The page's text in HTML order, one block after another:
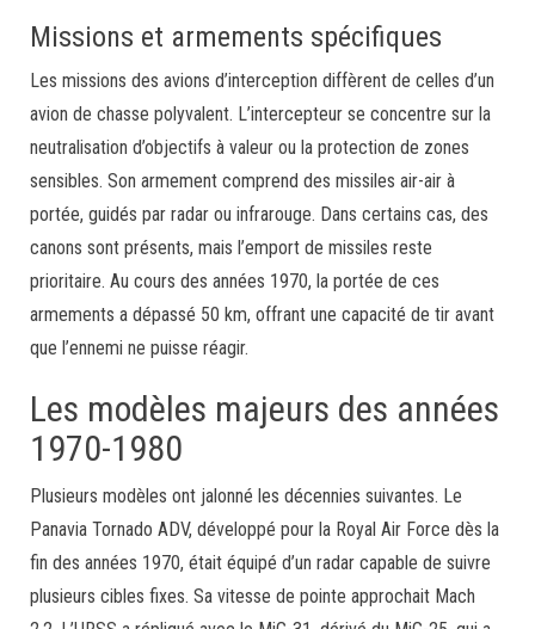
Missions et armements spécifiques
Les missions des avions d’interception diffèrent de celles d’un
avion de chasse polyvalent. L’intercepteur se concentre sur la
neutralisation d’objectifs à valeur ou la protection de zones
sensibles. Son armement comprend des missiles air-air à
portée, guidés par radar ou infrarouge. Dans certains cas, des
canons sont présents, mais l’emport de missiles reste
prioritaire. Au cours des années 1970, la portée de ces
armements a dépassé 50 km, offrant une capacité de tir avant
que l’ennemi ne puisse réagir.
Les modèles majeurs des années
1970-1980
Plusieurs modèles ont jalonné les décennies suivantes. Le
Panavia Tornado ADV, développé pour la Royal Air Force dès la
fin des années 1970, était équipé d’un radar capable de suivre
plusieurs cibles fixes. Sa vitesse de pointe approchait Mach